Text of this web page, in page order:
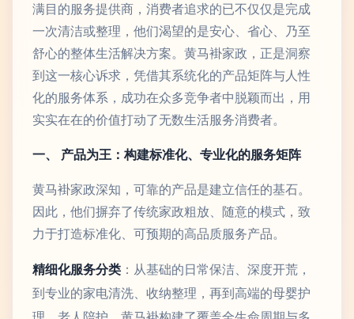
满目的服务提供商，消费者追求的已不仅仅是完成
一次清洁或整理，他们渴望的是安心、省心、乃至
舒心的整体生活解决方案。黄马褂家政，正是洞察
到这一核心诉求，凭借其系统化的产品矩阵与人性
化的服务体系，成功在众多竞争者中脱颖而出，用
实实在在的价值打动了无数生活服务消费者。
一、 产品为王：构建标准化、专业化的服务矩阵
黄马褂家政深知，可靠的产品是建立信任的基石。
因此，他们摒弃了传统家政粗放、随意的模式，致
力于打造标准化、可预期的高品质服务产品。
精细化服务分类 ：从基础的日常保洁、深度开荒，
到专业的家电清洗、收纳整理，再到高端的母婴护